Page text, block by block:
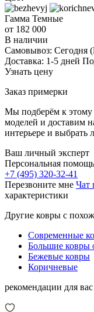
Гамма Темные
от 182 000
В наличии
Самовывоз: Сегодня
Доставка: 1-5 дней
Узнать цену
Заказ примерки
Мы подберём к этому
моделей и доставим
интерьере и выбрать
Ваш личный эксперт
Персональная
+7 (495) 320-32-41
Перезвоните мне Чат
характеристики
Другие ковры с
Современные
Большие ковры
Бежевые ковры
Коричневые
рекомендации для вас